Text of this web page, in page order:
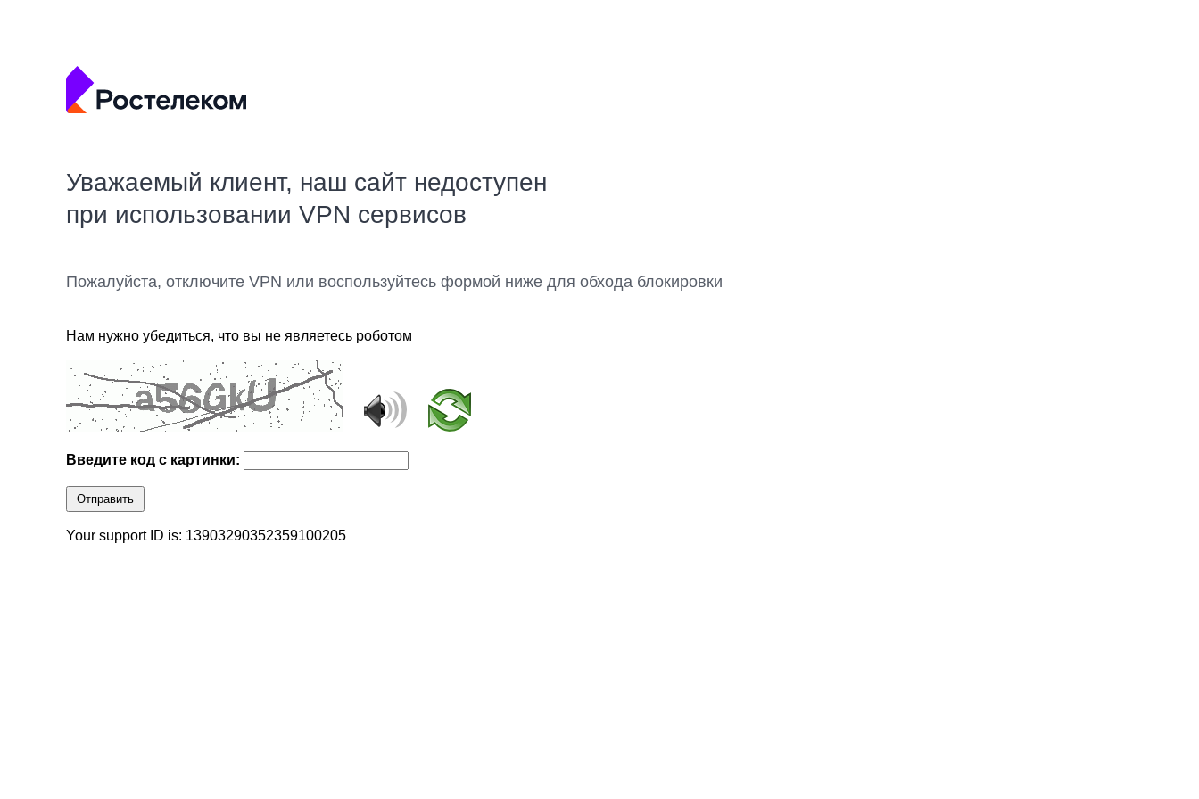
Уважаемый клиент, наш сайт недоступен
при использовании VPN сервисов
Пожалуйста, отключите VPN или воспользуйтесь формой ниже для обхода блокировки
Нам нужно убедиться, что вы не являетесь роботом
Введите код с картинки:
Отправить
Your support ID is: 13903290352359100205